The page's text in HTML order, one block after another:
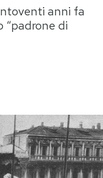
Idee
anni fa
“padrone di